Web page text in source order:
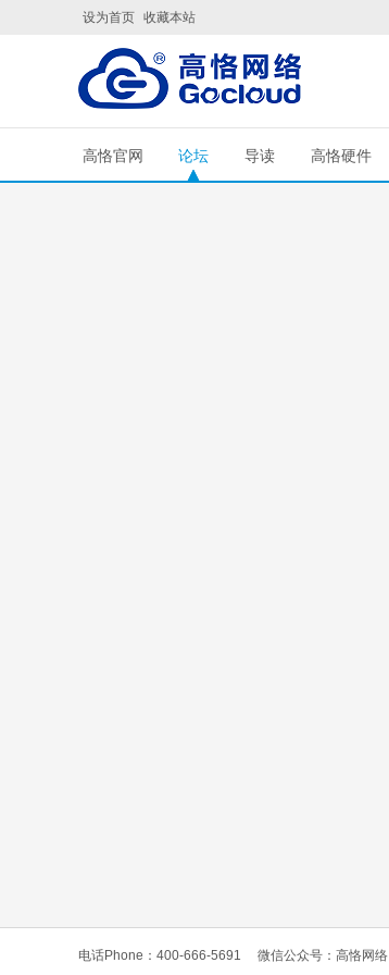
设为首页 收藏本站
高恪官网 论坛 导读 高恪硬件
电话Phone：400-666-5691 微信公众号：高恪网络